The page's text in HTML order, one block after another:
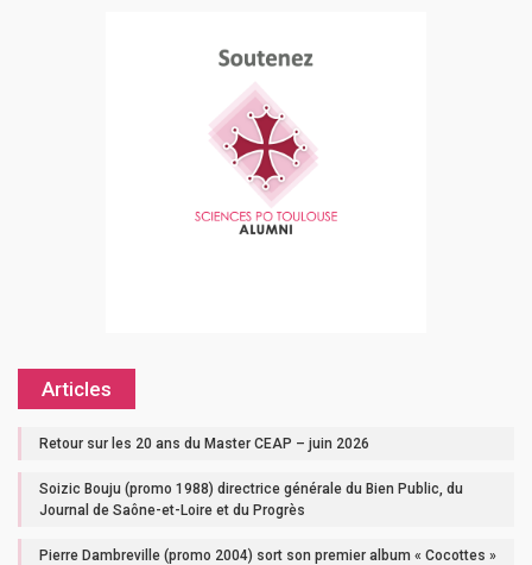
Articles
Retour sur les 20 ans du Master CEAP – juin 2026
Soizic Bouju (promo 1988) directrice générale du Bien Public, du
Journal de Saône-et-Loire et du Progrès
Pierre Dambreville (promo 2004) sort son premier album « Cocottes »